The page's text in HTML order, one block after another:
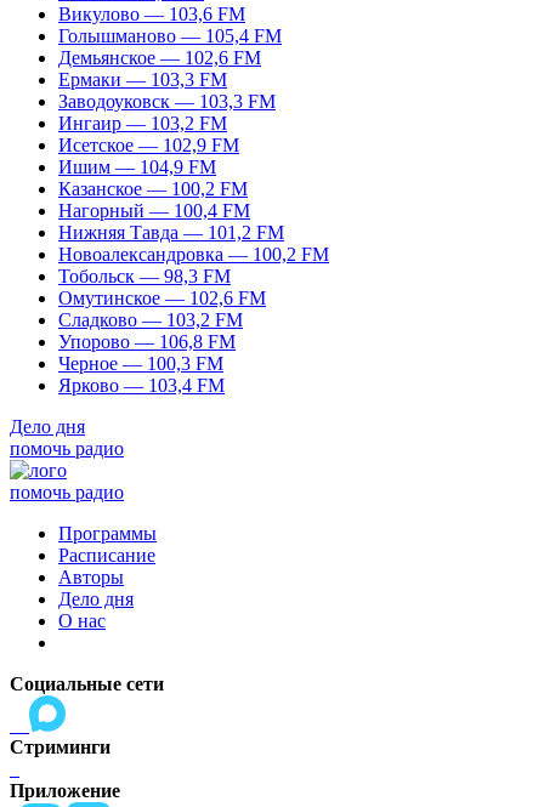
Викулово — 103,6 FM
Голышманово — 105,4 FM
Демьянское — 102,6 FM
Ермаки — 103,3 FM
Заводоуковск — 103,3 FM
Ингаир — 103,2 FM
Исетское — 102,9 FM
Ишим — 104,9 FM
Казанское — 100,2 FM
Нагорный — 100,4 FM
Нижняя Тавда — 101,2 FM
Новоалександровка — 100,2 FM
Тобольск — 98,3 FM
Омутинское — 102,6 FM
Сладково — 103,2 FM
Упорово — 106,8 FM
Черное — 100,3 FM
Ярково — 103,4 FM
Дело дня
помочь радио
помочь радио
Программы
Расписание
Авторы
Дело дня
О нас
Социальные сети
Стриминги
Приложение